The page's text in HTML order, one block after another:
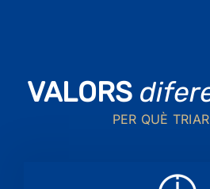
VALORS
PER QUÈ